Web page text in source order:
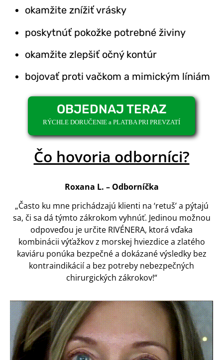
okamžite znížiť vrásky
poskytnúť pokožke potrebné živiny
okamžite zlepšiť očný kontúr
bojovať proti vačkom a mimickým líniám
OBJEDNAJ TERAZ
RÝCHLE DORUČENIE a PLATBA PRI PREVZATÍ
Čo hovoria odborníci?
Roxana L. – Odborníčka
„Často ku mne prichádzajú klienti na ‘retuš’ a pýtajú
sa, či sa dá týmto zákrokom vyhnúť. Jedinou možnou
odpoveďou je určite RIVÉNERA, ktorá vďaka
kombinácii výťažkov z morskej hviezdice a zlatého
kaviáru ponúka bezpečné a dokázané výsledky bez
kontraindikácií a bez potreby nebezpečných
chirurgických zákrokov!“